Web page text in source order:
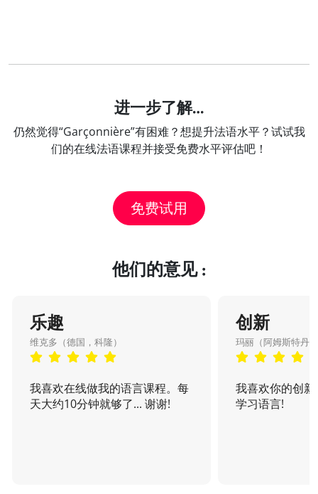
进一步了解…
仍然觉得“Garçonnière”有困难？想提升法语水平？试试我
们的在线法语课程并接受免费水平评估吧！
免费试用
他们的意见 :
乐趣
维克多（德国，科隆）
我喜欢在线做我的语言课程。每
天大约10分钟就够了... 谢谢!
创新
玛丽（阿姆斯特丹
我喜欢你的创
学习语言!